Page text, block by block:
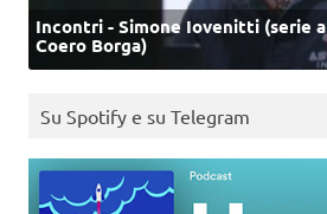
Incontri - Simone Iovenitti (serie
Coero Borga)
Su Spotify e su Telegram